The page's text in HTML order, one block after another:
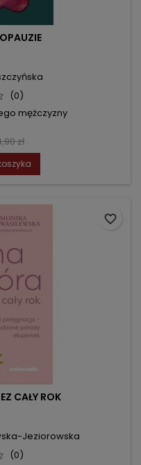
(0)
mężczyzny
zł
CAŁY ROK
Jeziorowska
(0)
favorite_border